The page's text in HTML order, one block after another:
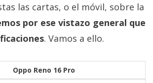
las cartas, o el móvil, sobre la
por ese vistazo general que
. Vamos a ello.
Oppo Reno 16 Pro